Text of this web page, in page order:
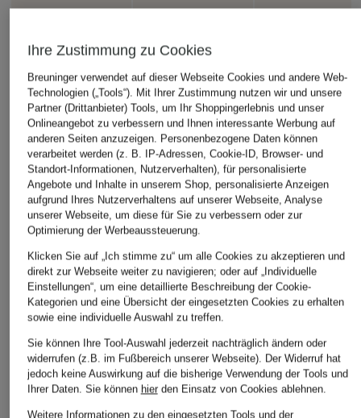
Ihre Zustimmung zu Cookies
Breuninger verwendet auf dieser Webseite Cookies und andere Web-
Technologien („Tools“). Mit Ihrer Zustimmung nutzen wir und unsere
Partner (Drittanbieter) Tools, um Ihr Shoppingerlebnis und unser
Onlineangebot zu verbessern und Ihnen interessante Werbung auf
anderen Seiten anzuzeigen. Personenbezogene Daten können
verarbeitet werden (z. B. IP-Adressen, Cookie-ID, Browser- und
Standort-Informationen, Nutzerverhalten), für personalisierte
Angebote und Inhalte in unserem Shop, personalisierte Anzeigen
aufgrund Ihres Nutzerverhaltens auf unserer Webseite, Analyse
unserer Webseite, um diese für Sie zu verbessern oder zur
Optimierung der Werbeaussteuerung.
Klicken Sie auf „Ich stimme zu“ um alle Cookies zu akzeptieren und
direkt zur Webseite weiter zu navigieren; oder auf „Individuelle
Einstellungen“, um eine detaillierte Beschreibung der Cookie-
Kategorien und eine Übersicht der eingesetzten Cookies zu erhalten
sowie eine individuelle Auswahl zu treffen.
Sie können Ihre Tool-Auswahl jederzeit nachträglich ändern oder
widerrufen (z.B. im Fußbereich unserer Webseite). Der Widerruf hat
jedoch keine Auswirkung auf die bisherige Verwendung der Tools und
Ihrer Daten. Sie können hierden Einsatz von Cookies ablehnen.
Weitere Informationen zu den eingesetzten Tools und der